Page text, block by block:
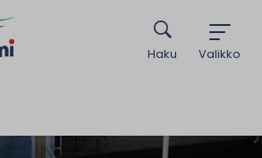
Valikko
Haku